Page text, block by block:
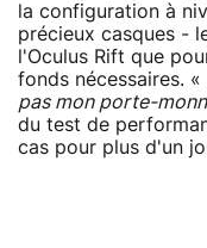
la configuration à
précieux casques -
l'Oculus Rift que
fonds nécessaires. «
pas mon porte-
du test de
cas pour plus d'un